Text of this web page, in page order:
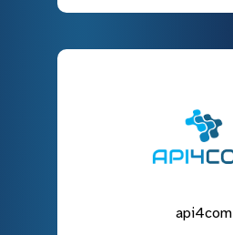
api4com